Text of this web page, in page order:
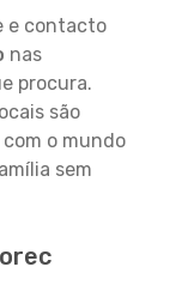
e contacto
nas
procura.
são
o mundo
sem